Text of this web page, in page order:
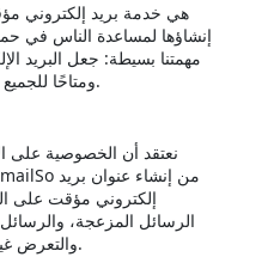
إنشاؤها لمساعدة الناس في
مهمتنا بسيطة: جعل البريد
ومتاحًا للجميع - بدون تسجيل وبدون إعلانات.
نعتقد أن الخصوصية على
إلكتروني مؤقت على
الرسائل المزعجة،
والتعرض غير الضروري لبريدك الشخصي.